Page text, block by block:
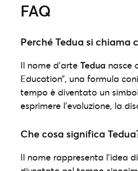
FAQ
Perché Tedua si chiama
Il nome d’arte Tedua nasce
Education”, una formula
tempo è diventato un
esprimere l’evoluzione, la
Che cosa significa
Il nome rappresenta l’idea